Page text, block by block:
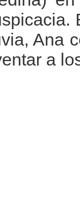
Ana
a